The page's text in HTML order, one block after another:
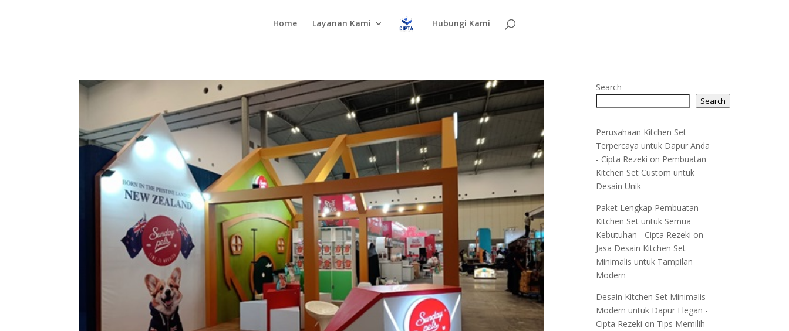
Home Layanan Kami Hubungi Kami
Search
Search
Perusahaan Kitchen Set
Terpercaya untuk Dapur Anda
- Cipta Rezeki on Pembuatan
Kitchen Set Custom untuk
Desain Unik
Paket Lengkap Pembuatan
Kitchen Set untuk Semua
Kebutuhan - Cipta Rezeki on
Jasa Desain Kitchen Set
Minimalis untuk Tampilan
Modern
Desain Kitchen Set Minimalis
Modern untuk Dapur Elegan -
Cipta Rezeki on Tips Memilih